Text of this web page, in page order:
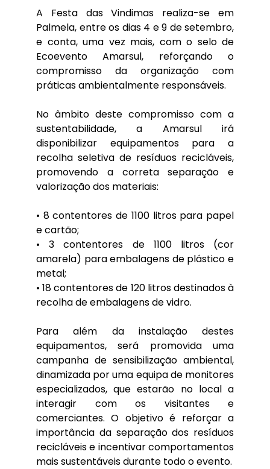
A Festa das Vindimas realiza-se em
Palmela, entre os dias 4 e 9 de setembro,
e conta, uma vez mais, com o selo de
Ecoevento Amarsul, reforçando o
compromisso da organização com
práticas ambientalmente responsáveis.
No âmbito deste compromisso com a
sustentabilidade, a Amarsul irá
disponibilizar equipamentos para a
recolha seletiva de resíduos recicláveis,
promovendo a correta separação e
valorização dos materiais:
• 8 contentores de 1100 litros para papel
e cartão;
• 3 contentores de 1100 litros (cor
amarela) para embalagens de plástico e
metal;
• 18 contentores de 120 litros destinados à
recolha de embalagens de vidro.
Para além da instalação destes
equipamentos, será promovida uma
campanha de sensibilização ambiental,
dinamizada por uma equipa de monitores
especializados, que estarão no local a
interagir com os visitantes e
comerciantes. O objetivo é reforçar a
importância da separação dos resíduos
recicláveis e incentivar comportamentos
mais sustentáveis durante todo o evento.